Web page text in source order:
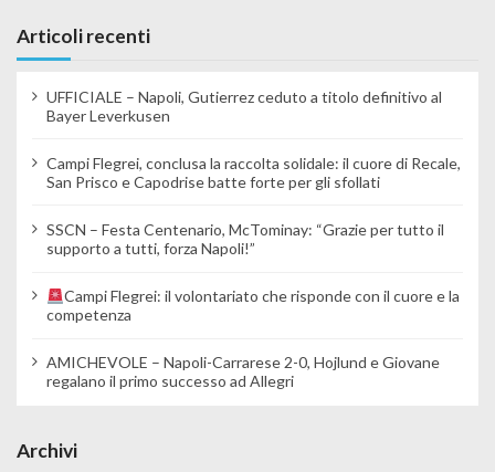
Articoli recenti
UFFICIALE – Napoli, Gutierrez ceduto a titolo definitivo al
Bayer Leverkusen
Campi Flegrei, conclusa la raccolta solidale: il cuore di Recale,
San Prisco e Capodrise batte forte per gli sfollati
SSCN – Festa Centenario, McTominay: “Grazie per tutto il
supporto a tutti, forza Napoli!”
Campi Flegrei: il volontariato che risponde con il cuore e la
competenza
AMICHEVOLE – Napoli-Carrarese 2-0, Hojlund e Giovane
regalano il primo successo ad Allegri
Archivi